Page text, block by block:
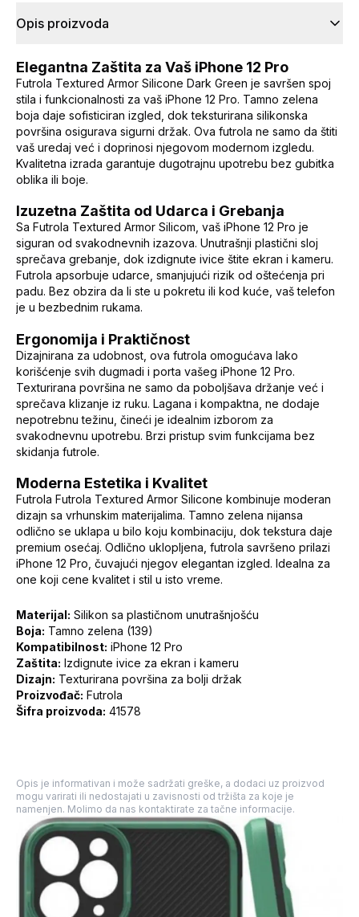
Opis proizvoda
Elegantna Zaštita za Vaš iPhone 12 Pro
Futrola Textured Armor Silicone Dark Green je savršen spoj
stila i funkcionalnosti za vaš iPhone 12 Pro. Tamno zelena
boja daje sofisticiran izgled, dok teksturirana silikonska
površina osigurava sigurni držak. Ova futrola ne samo da štiti
vaš uredaj već i doprinosi njegovom modernom izgledu.
Kvalitetna izrada garantuje dugotrajnu upotrebu bez gubitka
oblika ili boje.
Izuzetna Zaštita od Udarca i Grebanja
Sa Futrola Textured Armor Silicom, vaš iPhone 12 Pro je
siguran od svakodnevnih izazova. Unutrašnji plastični sloj
sprečava grebanje, dok izdignute ivice štite ekran i kameru.
Futrola apsorbuje udarce, smanjujući rizik od oštećenja pri
padu. Bez obzira da li ste u pokretu ili kod kuće, vaš telefon
je u bezbednim rukama.
Ergonomija i Praktičnost
Dizajnirana za udobnost, ova futrola omogućava lako
korišćenje svih dugmadi i porta vašeg iPhone 12 Pro.
Texturirana površina ne samo da poboljšava držanje već i
sprečava klizanje iz ruku. Lagana i kompaktna, ne dodaje
nepotrebnu težinu, čineći je idealnim izborom za
svakodnevnu upotrebu. Brzi pristup svim funkcijama bez
skidanja futrole.
Moderna Estetika i Kvalitet
Futrola Futrola Textured Armor Silicone kombinuje moderan
dizajn sa vrhunskim materijalima. Tamno zelena nijansa
odlično se uklapa u bilo koju kombinaciju, dok tekstura daje
premium osećaj. Odlično uklopljena, futrola savršeno prilazi
iPhone 12 Pro, čuvajući njegov elegantan izgled. Idealna za
one koji cene kvalitet i stil u isto vreme.
Materijal: Silikon sa plastičnom unutrašnjošću
Boja: Tamno zelena (139)
Kompatibilnost: iPhone 12 Pro
Zaštita: Izdignute ivice za ekran i kameru
Dizajn: Texturirana površina za bolji držak
Proizvođač: Futrola
Šifra proizvoda: 41578
Opis je informativan i može sadržati greške, a dodaci uz proizvod
mogu varirati ili nedostajati u zavisnosti od tržišta za koje je
namenjen. Molimo da nas kontaktirate za tačne informacije.